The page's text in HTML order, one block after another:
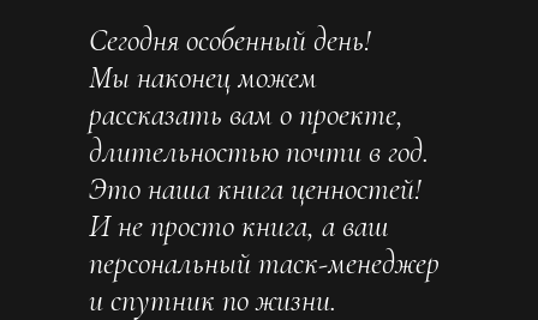
Сегодня особенный день!
Мы наконец можем
рассказать вам о проекте,
длительностью почти в год.
Это наша книга ценностей!
И не просто книга, а ваш
персональный таск-менеджер
и спутник по жизни.